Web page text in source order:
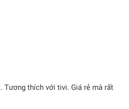
Tương thích với tivi. Giá rẻ mà rất